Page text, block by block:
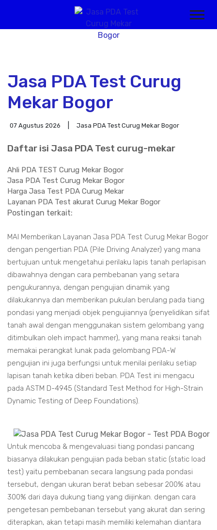
Jasa PDA Test Curug
Mekar Bogor
07 Agustus 2026 Jasa PDA Test Curug Mekar Bogor
Daftar isi Jasa PDA Test curug-mekar
Ahli PDA TEST Curug Mekar Bogor
Jasa PDA Test Curug Mekar Bogor
Harga Jasa Test PDA Curug Mekar
Layanan PDA Test akurat Curug Mekar Bogor
Postingan terkait:
MAI Memberikan Layanan Jasa PDA Test Curug Mekar Bogor
dengan pengertian PDA (Pile Driving Analyzer) yang mana
bertujuan untuk mengetahui perilaku lapis tanah perlapisan
dibawahnya dengan cara pembebanan yang setara
pengukurannya, dengan pengujian dinamik yang
dilakukannya dan memberikan pukulan berulang pada tiang
pondasi yang menjadi objek pengujiannya (penyelidikan sifat
tanah awal dengan menggunakan sistem gelombang yang
ditimbulkan oleh impact hammer), yang mana reaksi tanah
memakai perangkat lunak pada gelombang PDA-W
pengujian ini juga berfungsi untuk menilai perilaku setiap
lapisan tanah ketika diberi beban. PDA Test ini mengacu
pada ASTM D-4945 (Standard Test Method for High-Strain
Dynamic Testing of Deep Foundations).
Untuk mencoba & mengevaluasi tiang pondasi pancang
biasanya dilakukan pengujian pada beban static (static load
test) yaitu pembebanan secara langsung pada pondasi
tersebut, dengan ukuran berat beban sebesar 200% atau
300% dari daya dukung tiang yang diijinkan. dengan cara
pengetesan pembebanan tersebut yang akurat dan sering
diterapkan, akan tetapi masih memiliki kelemahan diantara